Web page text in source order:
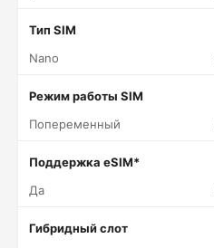
Тип SIM
Nano
Режим работы SIM
Попеременный
Поддержка eSIM*
Да
Гибридный слот